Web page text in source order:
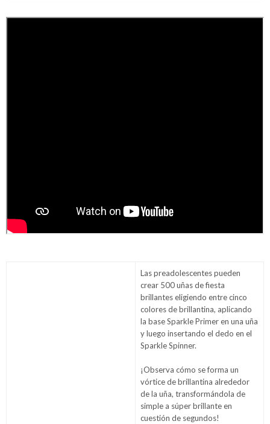
Las preadolescentes pueden
crear 500 uñas de fiesta
brillantes eligiendo entre cinco
colores de brillantina, aplicando
la base Sparkle Primer en una uña
y luego insertando el dedo en el
Sparkle Spinner.
¡Observa cómo se forma un
vórtice de brillantina alrededor
de la uña, transformándola de
simple a súper brillante en
cuestión de segundos!